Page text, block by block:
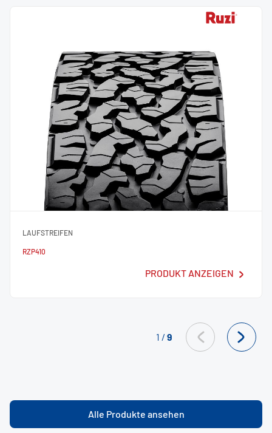
LAUFSTREIFEN
RZP410
PRODUKT ANZEIGEN
1 / 9
Alle Produkte ansehen